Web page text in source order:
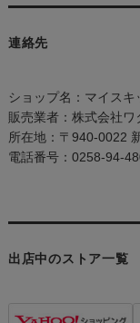
連絡先
ショップ名：マイスキ
販売業者：株式会社ワ
所在地：〒940-0022
電話番号：0258-94-
出店中のストア一覧